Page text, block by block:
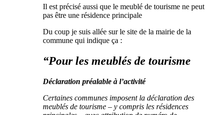
Il est précisé aussi que le meublé de tourisme ne peut
pas être une résidence principale
Du coup je suis allée sur le site de la mairie de la
commune qui indique ça :
“Pour les meublés de tourisme
Déclaration préalable à l’activité
Certaines communes imposent la déclaration des
meublés de tourisme – y compris les résidences